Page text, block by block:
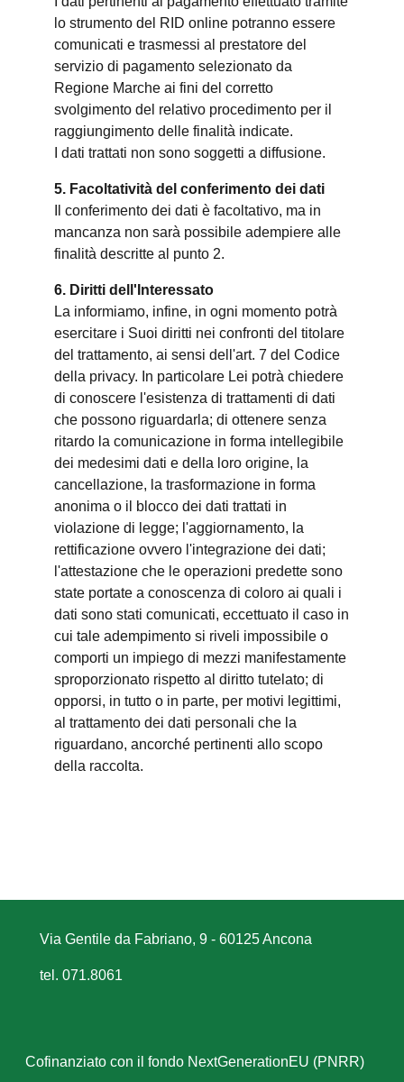
lo strumento del RID online potranno essere
comunicati e trasmessi al prestatore del
servizio di pagamento selezionato da
Regione Marche ai fini del corretto
svolgimento del relativo procedimento per il
raggiungimento delle finalità indicate.
I dati trattati non sono soggetti a diffusione.
5. Facoltatività del conferimento dei dati
Il conferimento dei dati è facoltativo, ma in
mancanza non sarà possibile adempiere alle
finalità descritte al punto 2.
6. Diritti dell'Interessato
La informiamo, infine, in ogni momento potrà
esercitare i Suoi diritti nei confronti del titolare
del trattamento, ai sensi dell'art. 7 del Codice
della privacy. In particolare Lei potrà chiedere
di conoscere l'esistenza di trattamenti di dati
che possono riguardarla; di ottenere senza
ritardo la comunicazione in forma intellegibile
dei medesimi dati e della loro origine, la
cancellazione, la trasformazione in forma
anonima o il blocco dei dati trattati in
violazione di legge; l'aggiornamento, la
rettificazione ovvero l'integrazione dei dati;
l'attestazione che le operazioni predette sono
state portate a conoscenza di coloro ai quali i
dati sono stati comunicati, eccettuato il caso in
cui tale adempimento si riveli impossibile o
comporti un impiego di mezzi manifestamente
sproporzionato rispetto al diritto tutelato; di
opporsi, in tutto o in parte, per motivi legittimi,
al trattamento dei dati personali che la
riguardano, ancorché pertinenti allo scopo
della raccolta.
Via Gentile da Fabriano, 9 - 60125 Ancona
tel. 071.8061
Cofinanziato con il fondo NextGenerationEU (PNRR)